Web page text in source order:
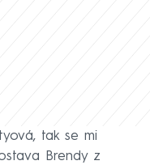
tak se mi
Brendy z